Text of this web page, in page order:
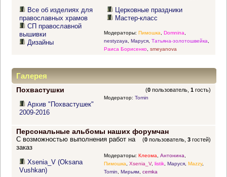
Все об изделиях для
православных храмов
СП православной
вышивки
Дизайны
Церковные праздники
Мастер-класс
Модераторы: Пимошка Domnina
nestyzaya
Маруся, Татьяна-золотошвейка
Раиса Борисенко, smeyanova
Галерея
Похвастушки (0 пользователь,1 гость)
Архив "Похвастушек"
2009-2016
Модератор: Tomin
Персональные альбомы наших форумчан
(0 пользователь,3 гостей)
С возможностью выполнения работ на
заказ
Xsenia_V (Oksana
Vushkan)
Модераторы: Клеома, Антонина,
Пимошка, Xsenia_V, listik, Маруся, Mazzy,
Tomin, Мирьям, cemka